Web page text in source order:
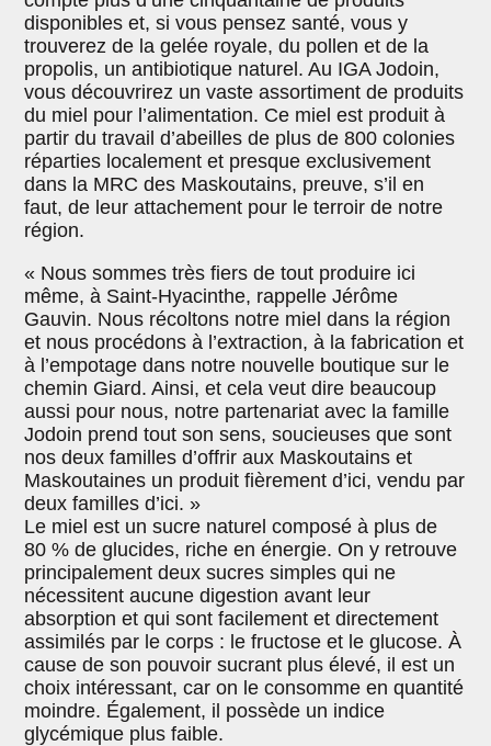
disponibles et, si vous pensez santé, vous y
trouverez de la gelée royale, du pollen et de la
propolis, un antibiotique naturel. Au IGA Jodoin,
vous découvrirez un vaste assortiment de produits
du miel pour l’alimentation. Ce miel est produit à
partir du travail d’abeilles de plus de 800 colonies
réparties localement et presque exclusivement
dans la MRC des Maskoutains, preuve, s’il en
faut, de leur attachement pour le terroir de notre
région.
« Nous sommes très fiers de tout produire ici
même, à Saint-Hyacinthe, rappelle Jérôme
Gauvin. Nous récoltons notre miel dans la région
et nous procédons à l’extraction, à la fabrication et
à l’empotage dans notre nouvelle boutique sur le
chemin Giard. Ainsi, et cela veut dire beaucoup
aussi pour nous, notre partenariat avec la famille
Jodoin prend tout son sens, soucieuses que sont
nos deux familles d’offrir aux Maskoutains et
Maskoutaines un produit fièrement d’ici, vendu par
deux familles d’ici. »
Le miel est un sucre naturel composé à plus de
80 % de glucides, riche en énergie. On y retrouve
principalement deux sucres simples qui ne
nécessitent aucune digestion avant leur
absorption et qui sont facilement et directement
assimilés par le corps : le fructose et le glucose. À
cause de son pouvoir sucrant plus élevé, il est un
choix intéressant, car on le consomme en quantité
moindre. Également, il possède un indice
glycémique plus faible.